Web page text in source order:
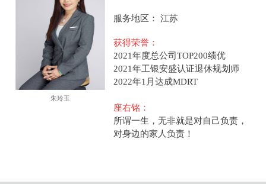
朱玲玉
服务地区： 江苏
获得荣誉：
2021年度总公司TOP200绩优
2021年工银安盛认证退休规划师
2022年1月达成MDRT
座右铭：
所谓一生，无非就是对自己负责，
对身边的家人负责！